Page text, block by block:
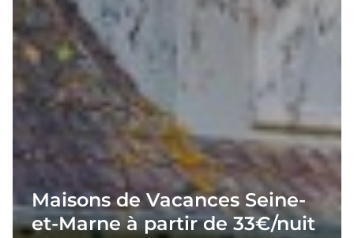
Maisons de Vacances Seine-
et-Marne à partir de 33€/nuit